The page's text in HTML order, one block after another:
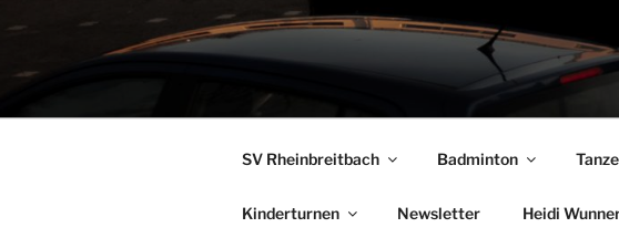
SV Rheinbreitbach Badminton
Kinderturnen Newsletter Heidi